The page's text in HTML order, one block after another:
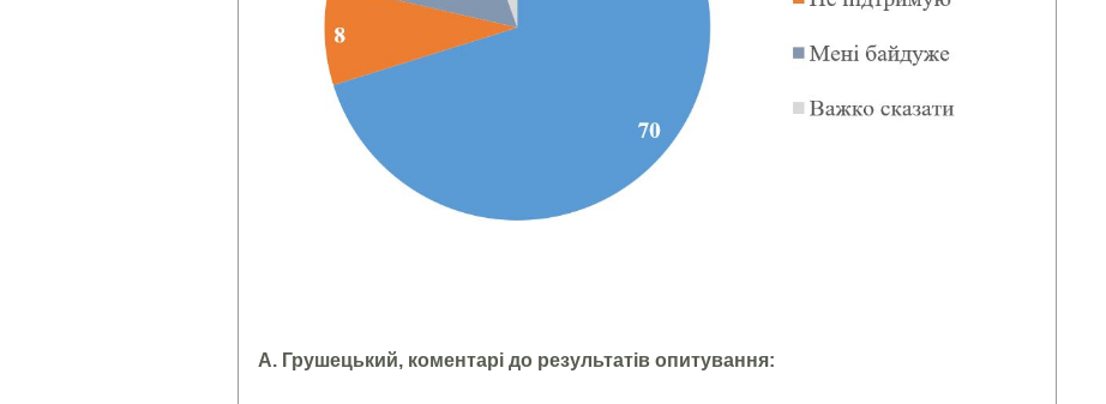
А. Грушецький, коментарі до результатів опитування: